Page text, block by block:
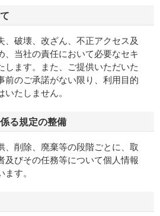
、破壊、改ざん、不正アクセス及
、当社の責任において必要なセキ
します。また、ご提供いただいた
前のご承諾がない限り、利用目的
たしません。
る規定の整備
、削除、廃棄等の段階ごとに、取
及びその任務等について個人情報
す。